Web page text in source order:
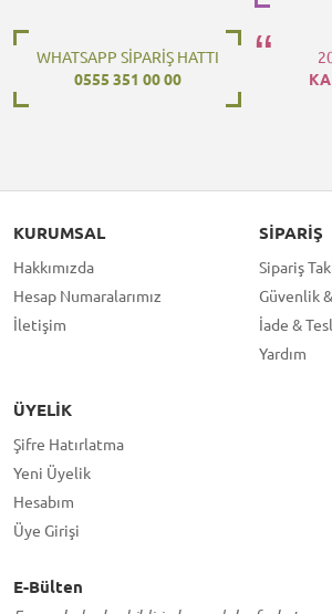
WHATSAPP SİPARİŞ HATTI
0555 351 00 00
KURUMSAL
Hakkımızda
Hesap Numaralarımız
İletişim
SIPARIŞ
Sipariş
Güvenlik
İade &
Yardım
ÜYELIK
Şifre Hatırlatma
Yeni Üyelik
Hesabım
Üye Girişi
E-Bülten